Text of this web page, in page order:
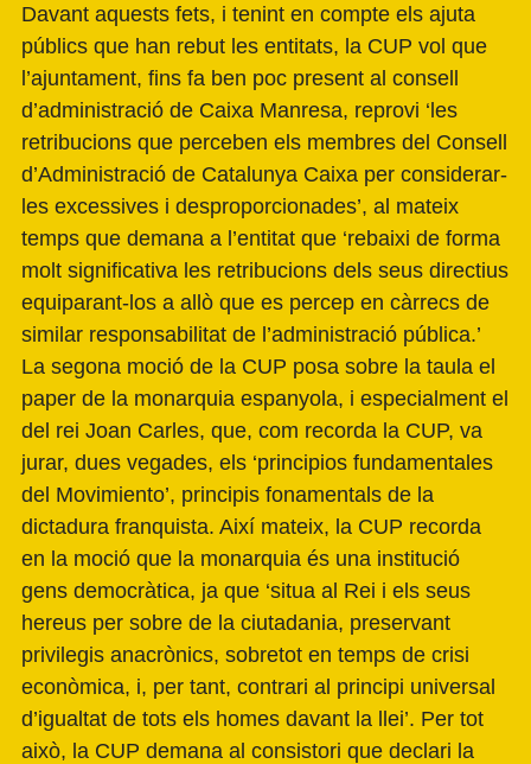
Davant aquests fets, i tenint en compte els ajuta
públics que han rebut les entitats, la CUP vol que
l’ajuntament, fins fa ben poc present al consell
d’administració de Caixa Manresa, reprovi ‘les
retribucions que perceben els membres del Consell
d’Administració de Catalunya Caixa per considerar-
les excessives i desproporcionades’, al mateix
temps que demana a l’entitat que ‘rebaixi de forma
molt significativa les retribucions dels seus directius
equiparant-los a allò que es percep en càrrecs de
similar responsabilitat de l’administració pública.’
La segona moció de la CUP posa sobre la taula el
paper de la monarquia espanyola, i especialment el
del rei Joan Carles, que, com recorda la CUP, va
jurar, dues vegades, els ‘principios fundamentales
del Movimiento’, principis fonamentals de la
dictadura franquista. Així mateix, la CUP recorda
en la moció que la monarquia és una institució
gens democràtica, ja que ‘situa al Rei i els seus
hereus per sobre de la ciutadania, preservant
privilegis anacrònics, sobretot en temps de crisi
econòmica, i, per tant, contrari al principi universal
d’igualtat de tots els homes davant la llei’. Per tot
això, la CUP demana al consistori que declari la